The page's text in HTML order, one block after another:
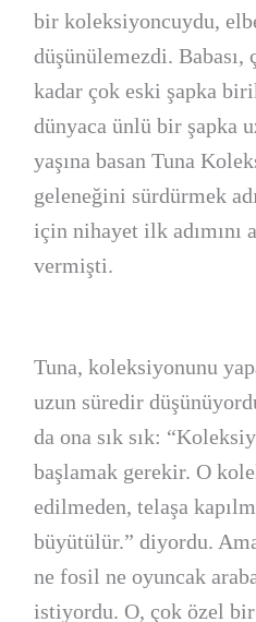
bir koleksiyoncuydu,
düşünülemezdi.
kadar çok eski şapka
dünyaca ünlü bir şapka
yaşına basan Tuna
geleneğini sürdürmek
için nihayet ilk adımını
vermişti.
Tuna, koleksiyonunu
uzun süredir
da ona sık sık:
başlamak gerekir. O
edilmeden, telaşa
büyütülür.” diyordu.
ne fosil ne oyuncak
istiyordu. O, çok özel